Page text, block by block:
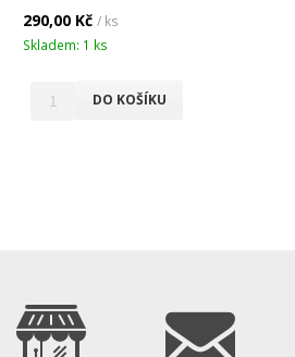
290,00 Kč / ks
Skladem: 1 ks
DO KOŠÍKU